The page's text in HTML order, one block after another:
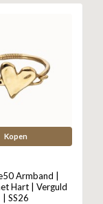
Kopen
Armband |
Hart | Verguld
| SS26